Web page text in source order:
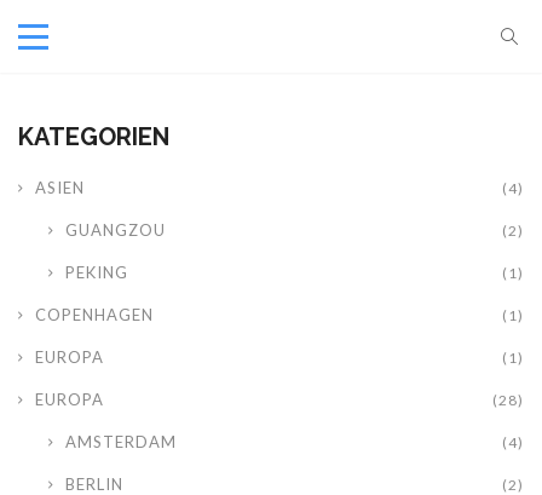
KATEGORIEN
ASIEN (4)
GUANGZOU (2)
PEKING (1)
COPENHAGEN (1)
EUROPA (1)
EUROPA (28)
AMSTERDAM (4)
BERLIN (2)